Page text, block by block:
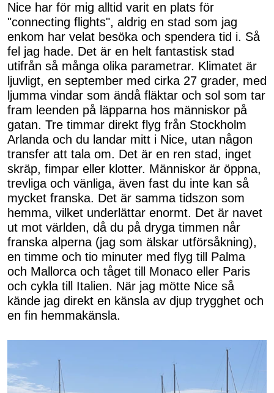
Nice har för mig alltid varit en plats för
"connecting flights", aldrig en stad som jag
enkom har velat besöka och spendera tid i. Så
fel jag hade. Det är en helt fantastisk stad
utifrån så många olika parametrar. Klimatet är
ljuvligt, en september med cirka 27 grader, med
ljumma vindar som ändå fläktar och sol som tar
fram leenden på läpparna hos människor på
gatan. Tre timmar direkt flyg från Stockholm
Arlanda och du landar mitt i Nice, utan någon
transfer att tala om. Det är en ren stad, inget
skräp, fimpar eller klotter. Människor är öppna,
trevliga och vänliga, även fast du inte kan så
mycket franska. Det är samma tidszon som
hemma, vilket underlättar enormt. Det är navet
ut mot världen, då du på dryga timmen når
franska alperna (jag som älskar utförsåkning),
en timme och tio minuter med flyg till Palma
och Mallorca och tåget till Monaco eller Paris
och cykla till Italien. När jag mötte Nice så
kände jag direkt en känsla av djup trygghet och
en fin hemmakänsla.